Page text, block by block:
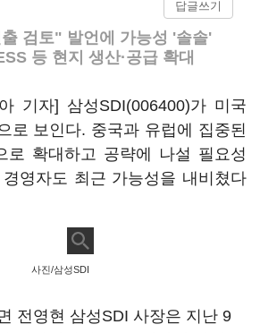
답글쓰기
검토" 발언에 가능성 '솔솔'
등 현지 생산·공급 확대
기자] 삼성SDI(006400)가 미국
로 보인다. 중국과 유럽에 집중된
로 확대하고 공략에 나설 필요성
영자도 최근 가능성을 내비쳤다
사진/삼성SDI
전영현 삼성SDI 사장은 지난 9